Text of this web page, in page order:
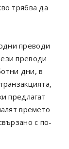
трябва да
преводи
преводи
дни, в
предлагат
времето
с по-